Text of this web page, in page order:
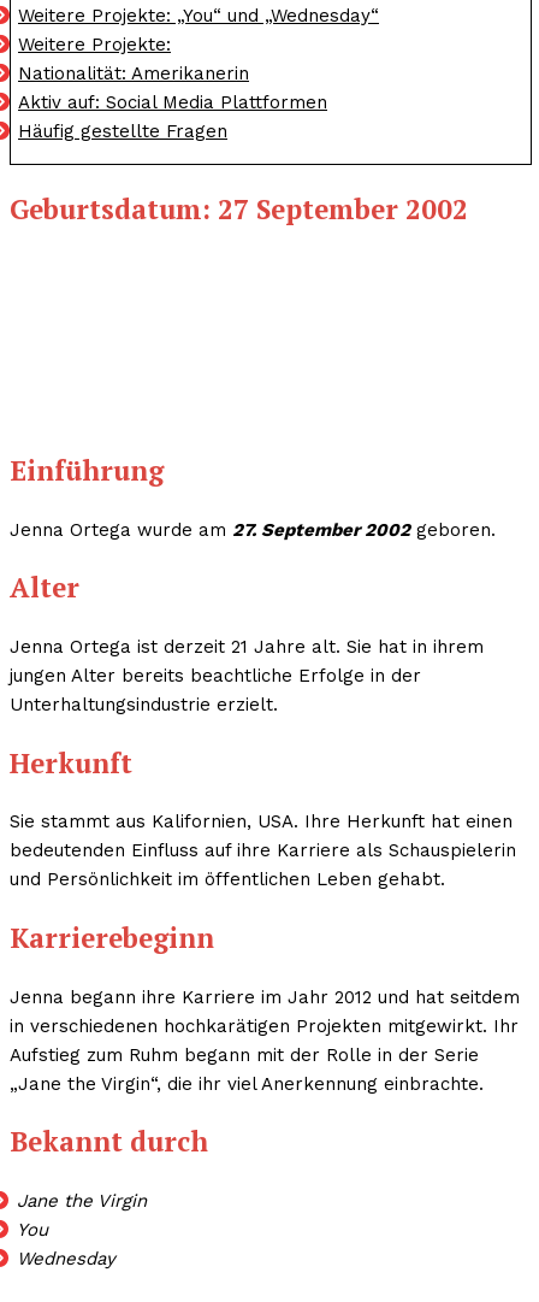
Weitere Projekte: „You“ und „Wednesday“
Weitere Projekte:
Nationalität: Amerikanerin
Aktiv auf: Social Media Plattformen
Häufig gestellte Fragen
Geburtsdatum: 27 September 2002
Einführung
Jenna Ortega wurde am 27. September 2002geboren.
Alter
Jenna Ortega ist derzeit 21 Jahre alt. Sie hat in ihrem
jungen Alter bereits beachtliche Erfolge in der
Unterhaltungsindustrie erzielt.
Herkunft
Sie stammt aus Kalifornien, USA. Ihre Herkunft hat einen
bedeutenden Einfluss auf ihre Karriere als Schauspielerin
und Persönlichkeit im öffentlichen Leben gehabt.
Karrierebeginn
Jenna begann ihre Karriere im Jahr 2012 und hat seitdem
in verschiedenen hochkarätigen Projekten mitgewirkt. Ihr
Aufstieg zum Ruhm begann mit der Rolle in der Serie
„Jane the Virgin“, die ihr viel Anerkennung einbrachte.
Bekannt durch
Jane the Virgin
You
Wednesday